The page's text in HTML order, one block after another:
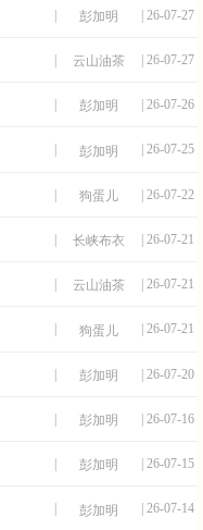
| 彭加明 | 26-07-27
| 云山油茶 | 26-07-27
彭加明 | 26-07-26
彭加明 | 26-07-25
| 狗蛋儿 | 26-07-22
| 长峡布衣 | 26-07-21
云山油茶 | 26-07-21
狗蛋儿 | 26-07-21
| 彭加明 | 26-07-20
| 彭加明 | 26-07-16
彭加明 | 26-07-15
彭加明 | 26-07-14